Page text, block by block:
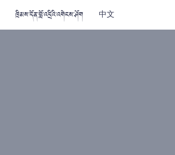
ཁྲིམས་དོན་བློ་འདྲིའི་འགེངས་ཤོག 中文